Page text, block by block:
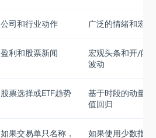
公司和行业动作 广泛的情绪和宏观
盈利和股票新闻
宏观头条和开/闭
波动
股票选择或ETF趋势
基于时段的动量和
值回归
如果交易单只名称，
如果使用少数指数